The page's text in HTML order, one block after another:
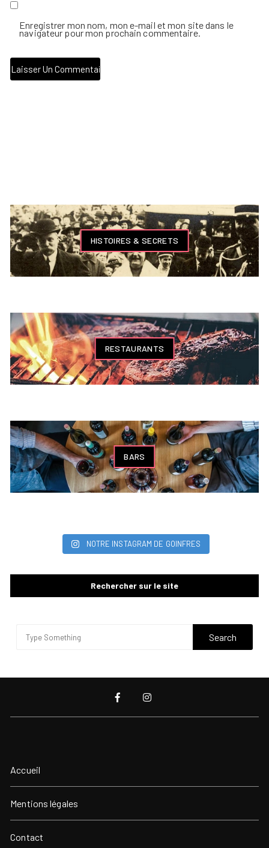
Enregistrer mon nom, mon e-mail et mon site dans le
navigateur pour mon prochain commentaire.
HISTOIRES & SECRETS
RESTAURANTS
BARS
NOTRE INSTAGRAM DE GOINFRES
Rechercher sur le site
Accueil
Mentions légales
Contact